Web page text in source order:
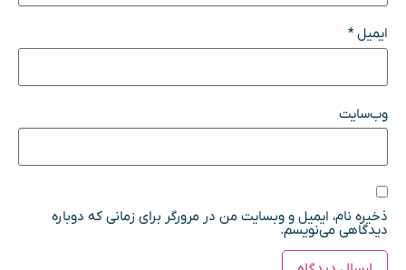
ایمیل*
وب‌سایت
ذخیره نام، ایمیل و وبسایت من در مرورگر برای زمانی که دوباره
دیدگاهی می‌نویسم.